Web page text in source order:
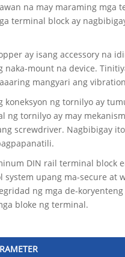
na may maraming
terminal block ay
ay isang accessory na
naka-mount na device.
mangyari ang
koneksyon ng tornilyo ay
ng tornilyo ay may
screwdriver. Nagbibigay
DIN rail terminal block
upang ma-secure at
ng mga de-
bloke ng terminal.